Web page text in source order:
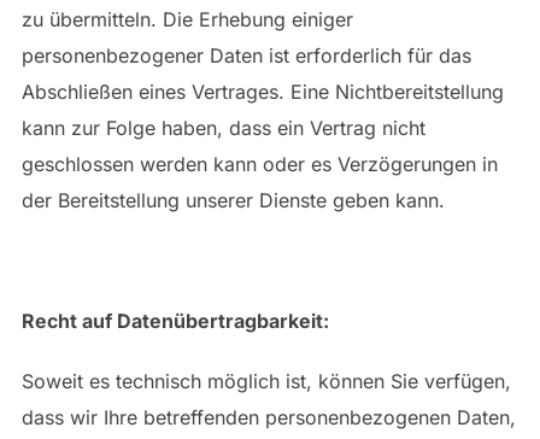
zu übermitteln. Die Erhebung einiger
personenbezogener Daten ist erforderlich für das
Abschließen eines Vertrages. Eine Nichtbereitstellung
kann zur Folge haben, dass ein Vertrag nicht
geschlossen werden kann oder es Verzögerungen in
der Bereitstellung unserer Dienste geben kann.
Recht auf Datenübertragbarkeit:
Soweit es technisch möglich ist, können Sie verfügen,
dass wir Ihre betreffenden personenbezogenen Daten,